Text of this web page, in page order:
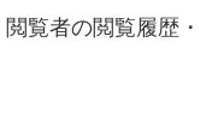
覧者の閲覧履歴・